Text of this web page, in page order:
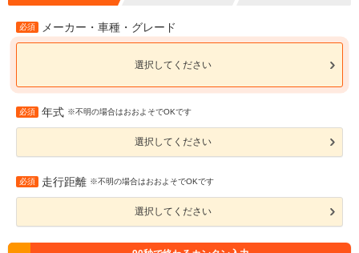
必須 メーカー・車種・グレード
選択してください
必須 年式 ※不明の場合はおおよそでOKです
選択してください
必須 走行距離 ※不明の場合はおおよそでOKです
選択してください